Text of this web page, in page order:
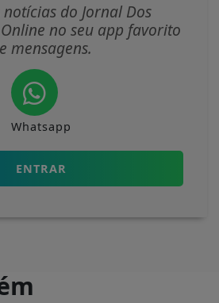
notícias do Jornal Dos
no seu app favorito
mensagens.
Whatsapp
ENTRAR